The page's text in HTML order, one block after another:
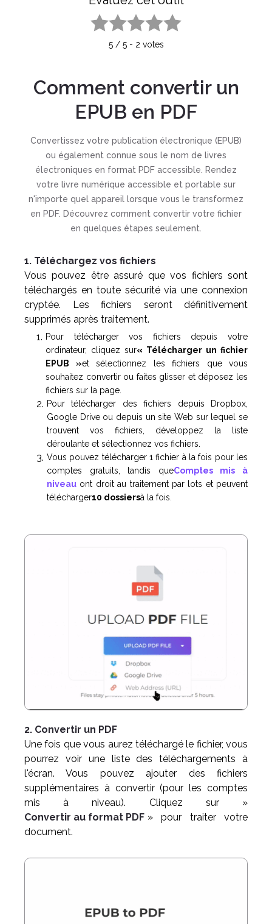
5/ 5- 2 votes
Comment convertir un
EPUB en PDF
Convertissez votre publication électronique (EPUB)
ou également connue sous le nom de livres
électroniques en format PDF accessible. Rendez
votre livre numérique accessible et portable sur
n'importe quel appareil lorsque vous le transformez
en PDF. Découvrez comment convertir votre fichier
en quelques étapes seulement.
1. Téléchargez vos fichiers
Vous pouvez être assuré que vos fichiers sont
téléchargés en toute sécurité via une connexion
cryptée. Les fichiers seront définitivement
supprimés après traitement.
Pour télécharger vos fichiers depuis votre
ordinateur, cliquez sur« Télécharger un fichier
EPUB »et sélectionnez les fichiers que vous
souhaitez convertir ou faites glisser et déposez les
fichiers sur la page.
Pour télécharger des fichiers depuis Dropbox,
Google Drive ou depuis un site Web sur lequel se
trouvent vos fichiers, développez la liste
déroulante et sélectionnez vos fichiers.
Vous pouvez télécharger 1 fichier à la fois pour les
comptes gratuits, tandis queComptes mis à
niveau ont droit au traitement par lots et peuvent
télécharger10 dossiersà la fois.
2. Convertir un PDF
Une fois que vous aurez téléchargé le fichier, vous
pourrez voir une liste des téléchargements à
l'écran. Vous pouvez ajouter des fichiers
supplémentaires à convertir (pour les comptes
mis à niveau). Cliquez sur »
Convertir au format PDF » pour traiter votre
document.